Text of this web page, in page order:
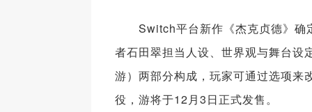
Switch平台新作《杰克贞德》确
者石田翠担当人设、世界观与舞台设
游）两部分构成，玩家可通过选项来
役，游将于12月3日正式发售。